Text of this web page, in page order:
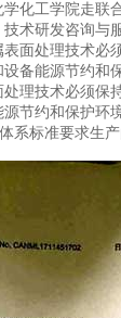
化工学院走联
术研发咨询与
面处理技术必
备能源节约和
理技术必须保
节约和保护环
系标准要求生